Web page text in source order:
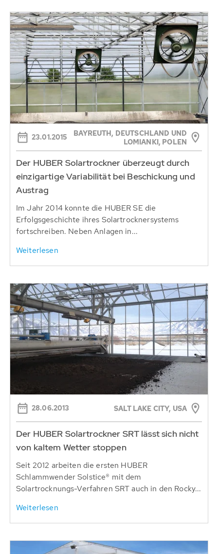
23.01.2015
BAYREUTH, DEUTSCHLAND UND
LOMIANKI, POLEN
Der HUBER Solartrockner überzeugt durch
einzigartige Variabilität bei Beschickung und
Austrag
Im Jahr 2014 konnte die HUBER SE die
Erfolgsgeschichte ihres Solartrocknersystems
fortschreiben. Neben Anlagen in...
Weiterlesen
28.06.2013 SALT LAKE CITY, USA
Der HUBER Solartrockner SRT lässt sich nicht
von kaltem Wetter stoppen
Seit 2012 arbeiten die ersten HUBER
Schlammwender Solstice® mit dem
Solartrocknungs-Verfahren SRT auch in den Rocky...
Weiterlesen